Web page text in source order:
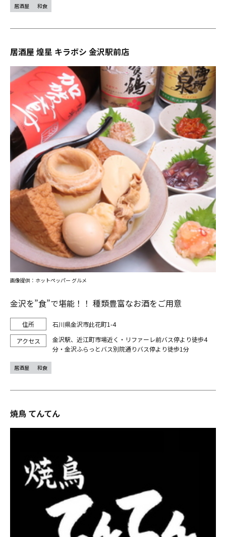
居酒屋 和食
居酒屋 煌星 キラボシ 金沢駅前店
金沢を”食”で堪能！！ 種類豊富なお酒をご用意
石川県金沢市此花町1-4
金沢駅、近江町市場近く・リファーレ前バス停より徒歩4
分・金沢ふらっとバス別院通りバス停より徒歩1分
画像提供：ホットペッパー グルメ
居酒屋 和食
焼鳥 てんてん